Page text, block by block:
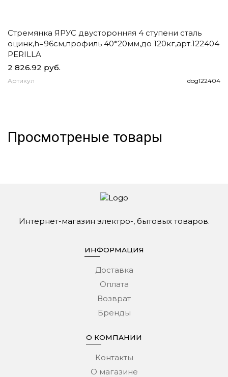
Стремянка ЯРУС двусторонняя 4 ступени сталь
оцинк,h=96см,профиль 40*20мм,до 120кг,арт.122404
PERILLA
2 826.92 руб.
Артикул dog122404
Просмотреные товары
Интернет-магазин электро-, бытовых товаров.
ИНФОРМАЦИЯ
Доставка
Оплата
Возврат
Бренды
О КОМПАНИИ
Контакты
О магазине